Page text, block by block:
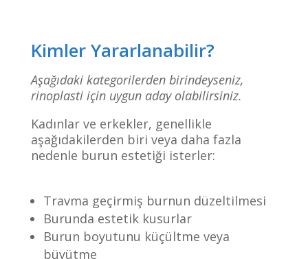
Kimler Yararlanabilir?
Aşağıdaki kategorilerden birindeyseniz,
rinoplasti için uygun aday olabilirsiniz.
Kadınlar ve erkekler, genellikle
aşağıdakilerden biri veya daha fazla
nedenle burun estetiği isterler:
Travma geçirmiş burnun düzeltilmesi
Burunda estetik kusurlar
Burun boyutunu küçültme veya
büyütme